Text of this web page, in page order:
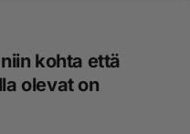
kohta että
olevat on